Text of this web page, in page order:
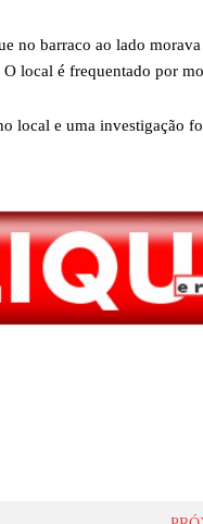
no barraco ao lado
local é frequentado por
local e uma investigação